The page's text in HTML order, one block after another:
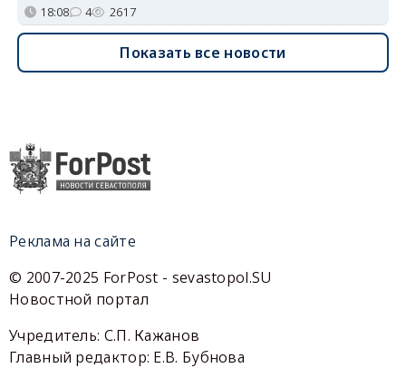
18:08 4 2617
Показать все новости
Реклама на сайте
© 2007-2025 ForPost - sevastopol.SU
Новостной портал
Учредитель: С.П. Кажанов
Главный редактор: Е.В. Бубнова